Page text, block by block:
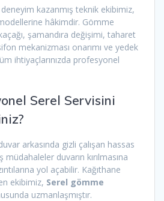
kazanmış teknik ekibimiz,
hâkimdir. Gömme
şamandıra değişimi, taharet
mekanizması onarımı ve yedek
ihtiyaçlarınızda profesyonel
Serel Servisini
arkasında gizli çalışan hassas
müdahaleler duvarın kırılmasına
yol açabilir. Kağıthane
ekibimiz, Serel gömme
uzmanlaşmıştır.